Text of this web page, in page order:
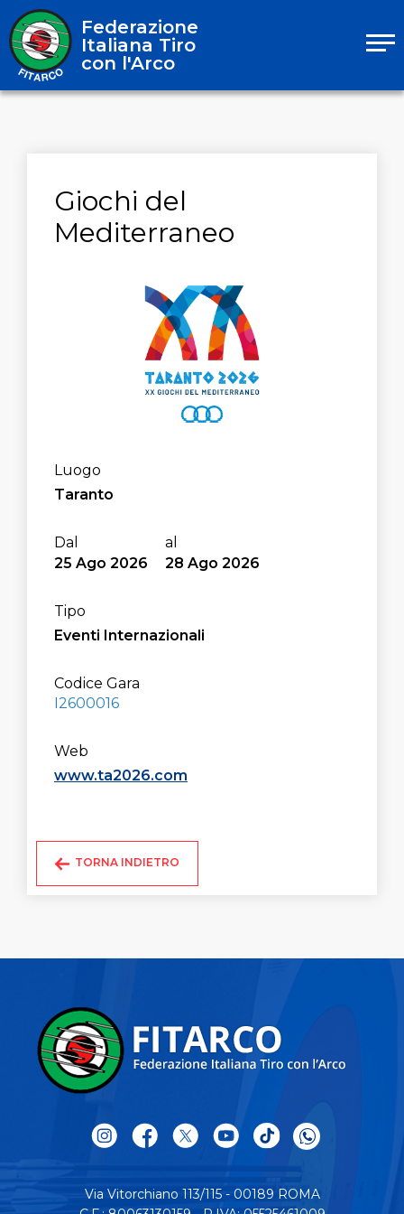
Federazione
Italiana Tiro
con l'Arco
Giochi del
Mediterraneo
TORNA INDIETRO
Luogo
Taranto
25 Ago 2026 28 Ago 2026
Tipo
Eventi Internazionali
Codice Gara
I2600016
Web
www.ta2026.com
Via Vitorchiano 113/115 - 00189 ROMA